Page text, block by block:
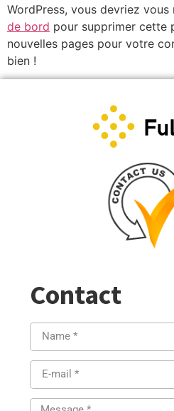
WordPress, vous devriez vous
de bord pour supprimer cette
nouvelles pages pour votre
bien !
Contact